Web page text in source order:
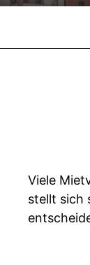
Viele
stellt sich